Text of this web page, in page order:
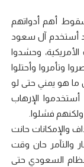
سقوط أهم أدواتهم
أستخدم آل سعود
وحشدوا
وتأمروا وأحتلوا
ما هو يمني حتى لو
الإرهاب
ولكنهم فشلوا.
والإمكانات حانت
والتآمر حان وقت
السعودي حتى